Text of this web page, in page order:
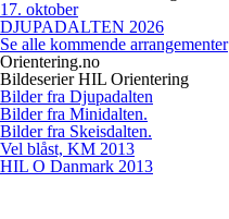
17. oktober
DJUPADALTEN 2026
Se alle kommende arrangementer
Orientering.no
Bildeserier HIL Orientering
Bilder fra Djupadalten
Bilder fra Minidalten.
Bilder fra Skeisdalten.
Vel blåst, KM 2013
HIL O Danmark 2013